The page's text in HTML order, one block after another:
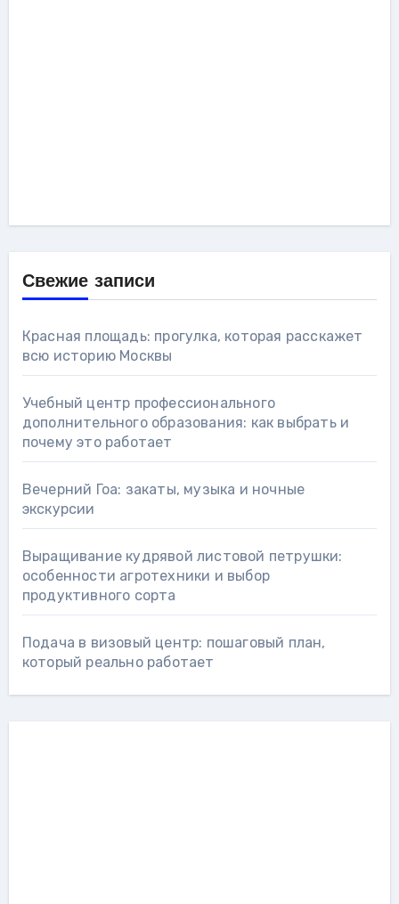
Свежие записи
Красная площадь: прогулка, которая расскажет
всю историю Москвы
Учебный центр профессионального
дополнительного образования: как выбрать и
почему это работает
Вечерний Гоа: закаты, музыка и ночные
экскурсии
Выращивание кудрявой листовой петрушки:
особенности агротехники и выбор
продуктивного сорта
Подача в визовый центр: пошаговый план,
который реально работает